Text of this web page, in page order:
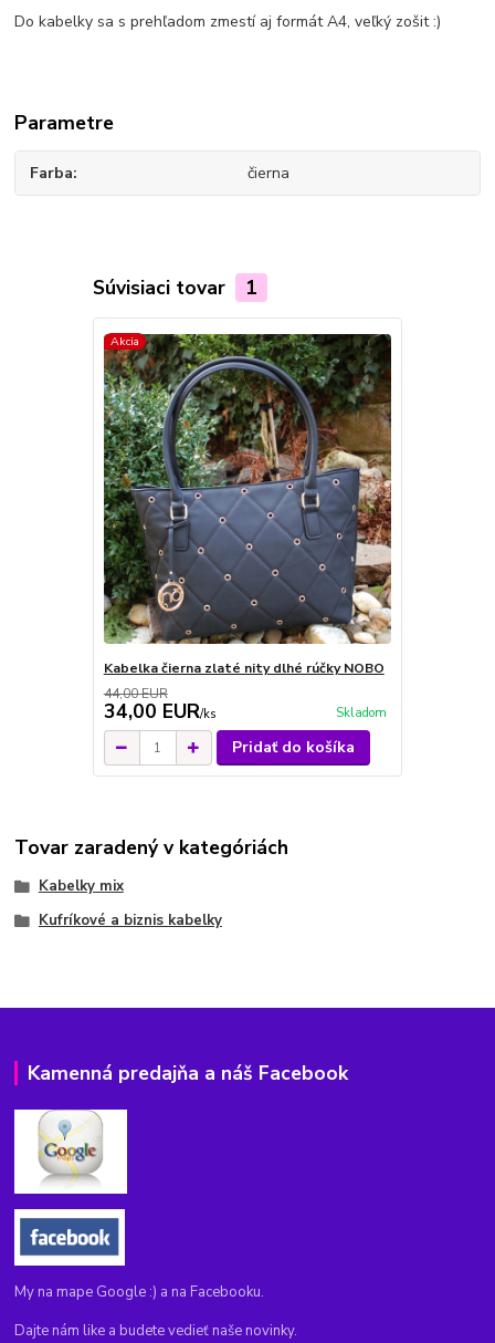
Do kabelky sa s prehľadom zmestí aj formát A4, veľký zošit :)
Parametre
Farba čierna
Súvisiaci tovar 1
Akcia
Kabelka čierna zlaté nity dlhé rúčky NOBO
44,00 EUR
34,00 EUR/ks Skladom
Pridať do košíka
Tovar zaradený v kategóriách
Kabelky mix
Kufríkové a biznis kabelky
Kamenná predajňa a náš Facebook
My na mape Google :) a na Facebooku.
Dajte nám like a budete vedieť naše novinky.